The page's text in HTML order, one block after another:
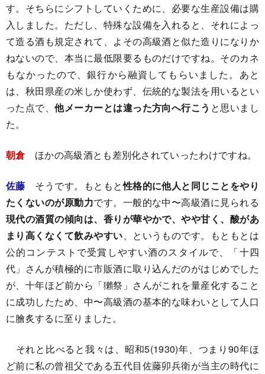
す。そちらにシフトしていくために、必要な生産設備は購
入しました。ただし、特殊な設備を入れると、それによっ
て造る酒も規定されて、よその高級酒と似た造りになりか
ねないので、本当に最低限要るものだけですね。そのカネ
もなかったので、銀行から融資してもらいました。あと
は、秋田県産の米しか使わず、伝統的な製法を用いるとい
った点で、他メーカーとは違った方向へ行こう と思いまし
た。
朝倉ほかの高級酒とも差別化されていったわけですね。
佐藤 そうです。もともと性格的に他人と同じことをやり
たくないのが原動力です。一般的な中〜高級酒に見られる
現代の酒質の傾向は、香りが華やかで、やや甘く、酸があ
まり高くなくて飲みやすい、というものです。もともとは
公的コンテストで受賞しやすい酒のスタイルで、「十四
代」さんが積極的に市販酒に取り込んだのがはじめでした
が、十年ほど前から「獺祭」さんがこれを量産化すること
に成功したため、中〜高級酒の基本的な味わいとして人口
に膾炙するに至りました。
それと比べると我々は、昭和5(1930)年、つまり90年ほ
ど前に私の曾祖父である五代目佐藤卯兵衛が当主の時代に